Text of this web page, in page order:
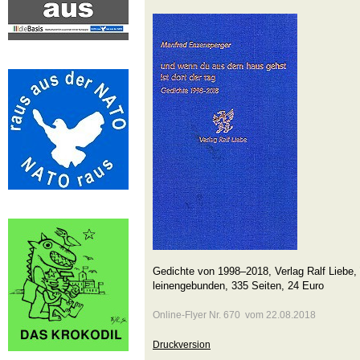
Gedichte von 1998–2018, Verlag Ralf
leinengebunden, 335 Seiten, 24 Euro
Online-Flyer Nr. 670 vom 22.08.2018
Druckversion